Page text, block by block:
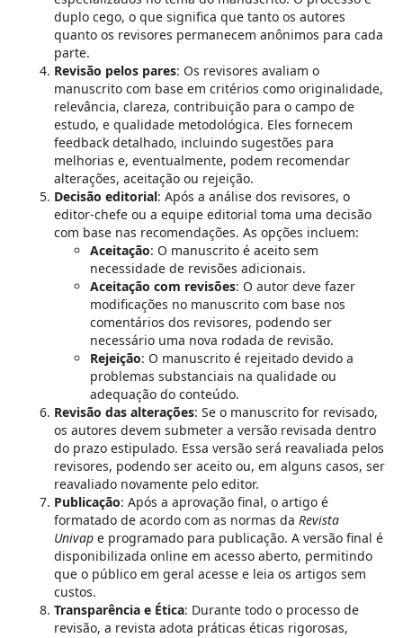
duplo cego, o que significa que tanto os autores
quanto os revisores permanecem anônimos para cada
parte.
Revisão pelos pares: Os revisores avaliam o
manuscrito com base em critérios como originalidade,
relevância, clareza, contribuição para o campo de
estudo, e qualidade metodológica. Eles fornecem
feedback detalhado, incluindo sugestões para
melhorias e, eventualmente, podem recomendar
alterações, aceitação ou rejeição.
Decisão editorial: Após a análise dos revisores, o
editor-chefe ou a equipe editorial toma uma decisão
com base nas recomendações. As opções incluem:
Aceitação: O manuscrito é aceito sem
necessidade de revisões adicionais.
Aceitação com revisões: O autor deve fazer
modificações no manuscrito com base nos
comentários dos revisores, podendo ser
necessário uma nova rodada de revisão.
Rejeição: O manuscrito é rejeitado devido a
problemas substanciais na qualidade ou
adequação do conteúdo.
Revisão das alterações: Se o manuscrito for revisado,
os autores devem submeter a versão revisada dentro
do prazo estipulado. Essa versão será reavaliada pelos
revisores, podendo ser aceito ou, em alguns casos, ser
reavaliado novamente pelo editor.
Publicação: Após a aprovação final, o artigo é
formatado de acordo com as normas da Revista
Univape programado para publicação. A versão final é
disponibilizada online em acesso aberto, permitindo
que o público em geral acesse e leia os artigos sem
custos.
Transparência e Ética: Durante todo o processo de
revisão, a revista adota práticas éticas rigorosas,